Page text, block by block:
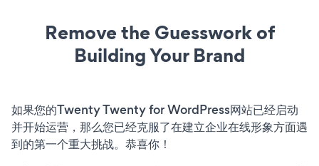
Remove the Guesswork of
Building Your Brand
如果您的Twenty Twenty for WordPress网站已经启动
并开始运营，那么您已经克服了在建立企业在线形象方面遇
到的第一个重大挑战。恭喜你！